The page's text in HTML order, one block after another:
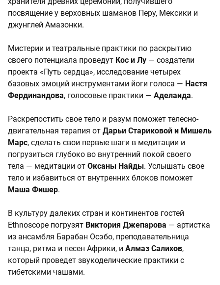
посвящение у верховных шаманов Перу, Мексики и
джунглей Амазонки.
Мистерии и театральные практики по раскрытию
своего потенциала проведут Кос и Лу — создатели
проекта «Путь сердца», исследование четырех
базовых эмоций инструментами йоги голоса — Настя
Фердинандова, голосовые практики — Аделаида.
Раскрепостить свое тело и разум поможет телесно-
двигательная терапия от Дарьи Стариковой и Мишель
Марс, сделать свои первые шаги в медитации и
погрузиться глубоко во внутренний покой своего
тела — медитации от Оксаны Найды. Услышать свое
тело и избавиться от внутренних блоков поможет
Маша Фишер.
В культуру далеких стран и континентов гостей
Ethnoscope погрузят Виктория Джепарова — артистка
из ансамбля Барабан Осэбо, преподавательница
танца, ритма и песен Африки, и Алмаз Салихов,
который проведет звукоделические практики с
тибетскими чашами.